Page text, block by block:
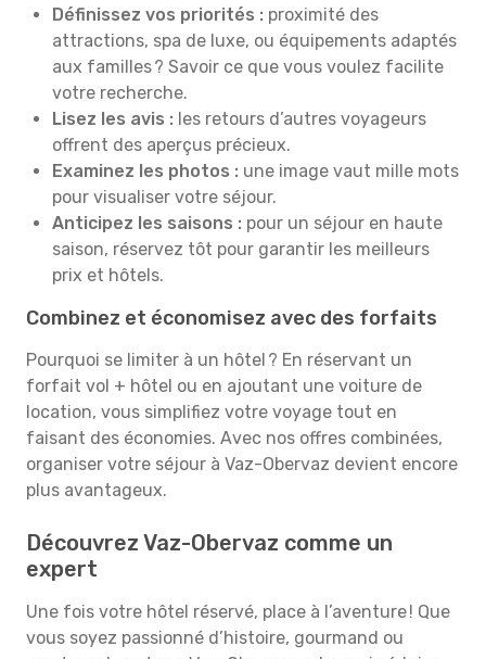
Définissez vos priorités : proximité des
attractions, spa de luxe, ou équipements adaptés
aux familles ? Savoir ce que vous voulez facilite
votre recherche.
Lisez les avis : les retours d’autres voyageurs
offrent des aperçus précieux.
Examinez les photos : une image vaut mille mots
pour visualiser votre séjour.
Anticipez les saisons : pour un séjour en haute
saison, réservez tôt pour garantir les meilleurs
prix et hôtels.
Combinez et économisez avec des forfaits
Pourquoi se limiter à un hôtel ? En réservant un
forfait vol + hôtel ou en ajoutant une voiture de
location, vous simplifiez votre voyage tout en
faisant des économies. Avec nos offres combinées,
organiser votre séjour à Vaz-Obervaz devient encore
plus avantageux.
Découvrez Vaz-Obervaz comme un
expert
Une fois votre hôtel réservé, place à l’aventure ! Que
vous soyez passionné d’histoire, gourmand ou